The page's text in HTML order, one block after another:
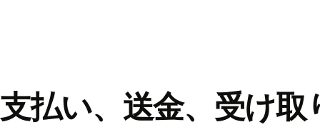
支払い、送金、受け取